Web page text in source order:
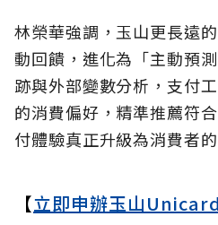
林榮華強調，玉山更長遠
動回饋，進化為「主動預
跡與外部變數分析，支付
的消費偏好，精準推薦符
付體驗真正升級為消費者的
【立即申辦玉山Unicard